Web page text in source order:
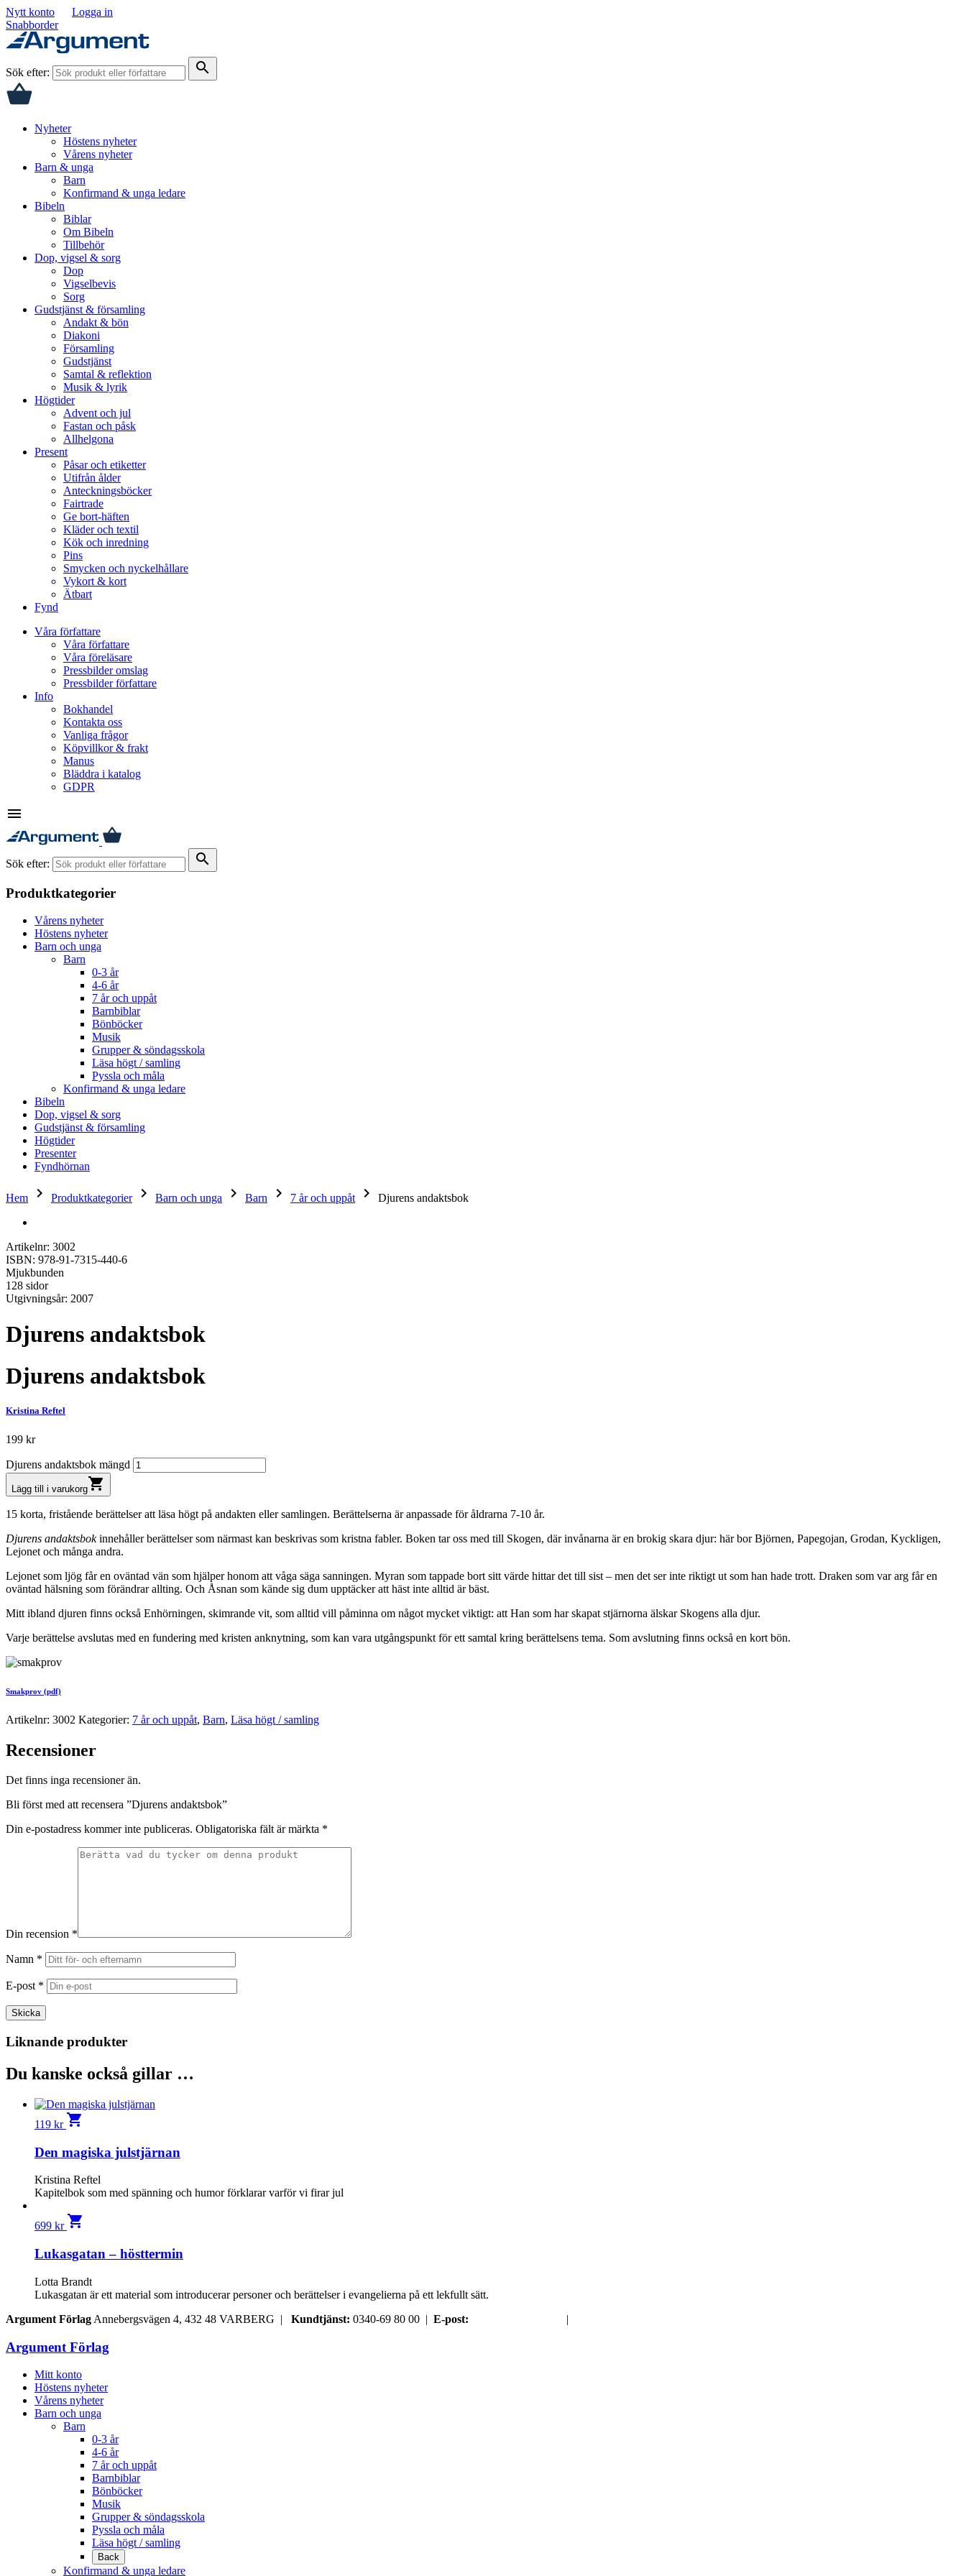
Nytt konto
Logga in
Snabborder
Sök efter: search
Nyheter
Höstens nyheter
Vårens nyheter
Barn & unga
Barn
Konfirmand & unga ledare
Bibeln
Biblar
Om Bibeln
Tillbehör
Dop, vigsel & sorg
Dop
Vigselbevis
Sorg
Gudstjänst & församling
Andakt & bön
Diakoni
Församling
Gudstjänst
Samtal & reflektion
Musik & lyrik
Högtider
Advent och jul
Fastan och påsk
Allhelgona
Present
Påsar och etiketter
Utifrån ålder
Anteckningsböcker
Fairtrade
Ge bort-häften
Kläder och textil
Kök och inredning
Pins
Smycken och nyckelhållare
Vykort & kort
Ätbart
Fynd
Våra författare
Våra författare
Våra föreläsare
Pressbilder omslag
Pressbilder författare
Info
Bokhandel
Kontakta oss
Vanliga frågor
Köpvillkor & frakt
Manus
Bläddra i katalog
GDPR
menu
Sök efter: search
Produktkategorier
Vårens nyheter
Höstens nyheter
Barn och unga
Barn
0-3 år
4-6 år
7 år och uppåt
Barnbiblar
Bönböcker
Musik
Grupper & söndagsskola
Läsa högt / samling
Pyssla och måla
Konfirmand & unga ledare
Bibeln
Dop, vigsel & sorg
Gudstjänst & församling
Högtider
Presenter
Fyndhörnan
Hem keyboard_arrow_right Produktkategorier keyboard_arrow_right Barn och unga keyboard_arrow_right Barn keyboard_arrow_right 7 år och uppåt keyboard_arrow_right Djurens andaktsbok
Artikelnr: 3002
ISBN: 978-91-7315-440-6
Mjukbunden
128 sidor
Utgivningsår: 2007
Djurens andaktsbok
Djurens andaktsbok
Kristina Reftel
199 kr
Djurens andaktsbok mängd
Lägg till i varukorgshopping_cart
15 korta, fristående berättelser att läsa högt på andakten eller samlingen. Berättelserna är anpassade för åldrarna 7-10 år.
Djurens andaktsbokinnehåller berättelser som närmast kan beskrivas som kristna fabler. Boken tar oss med till Skogen, där invånarna är en brokig skara djur: här bor Björnen, Papegojan, Grodan, Kyckligen,
Lejonet och många andra.
Lejonet som ljög får en oväntad vän som hjälper honom att våga säga sanningen. Myran som tappade bort sitt värde hittar det till sist – men det ser inte riktigt ut som han hade trott. Draken som var arg får en
oväntad hälsning som förändrar allting. Och Åsnan som kände sig dum upptäcker att häst inte alltid är bäst.
Mitt ibland djuren finns också Enhörningen, skimrande vit, som alltid vill påminna om något mycket viktigt: att Han som har skapat stjärnorna älskar Skogens alla djur.
Varje berättelse avslutas med en fundering med kristen anknytning, som kan vara utgångspunkt för ett samtal kring berättelsens tema. Som avslutning finns också en kort bön.
Smakprov (pdf)
Artikelnr: 3002 Kategorier: 7 år och uppåt, Barn, Läsa högt / samling
Recensioner
Det finns inga recensioner än.
Bli först med att recensera ”Djurens andaktsbok”
Din e-postadress kommer inte publiceras. Obligatoriska fält är märkta *
Din recension *
Namn *
E-post *
Liknande produkter
Du kanske också gillar …
119 kr shopping_cart
Den magiska julstjärnan
Kristina Reftel
Kapitelbok som med spänning och humor förklarar varför vi firar jul
699 kr shopping_cart
Lukasgatan – hösttermin
Lotta Brandt
Lukasgatan är ett material som introducerar personer och berättelser i evangelierna på ett lekfullt sätt.
Argument Förlag Annebergsvägen 4, 432 48 VARBERG | Kundtjänst: 0340-69 80 00 | E-post: |
Argument Förlag
Mitt konto
Höstens nyheter
Vårens nyheter
Barn och unga
Barn
0-3 år
4-6 år
7 år och uppåt
Barnbiblar
Bönböcker
Musik
Grupper & söndagsskola
Pyssla och måla
Läsa högt / samling
Back
Konfirmand & unga ledare